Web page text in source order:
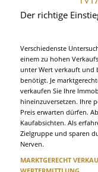
Der richtige
Verschiedenste
einem zu hohen
unter Wert verkauft und
benötigt. Je
verkaufen Sie Ihre
hineinzuversetzen. Ihre
Preis erwarten dürfen.
Kaufabsichten. Als
Zielgruppe und sparen
Nerven.
MARKTGERECHT